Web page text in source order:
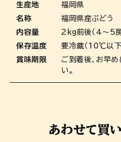
生産地
福岡県
名称
福岡県産ぶどう
内容量
2kg前後（4～5房
保存温度
要冷蔵（10℃以下
賞味期限
ご到着後、お早
い。
あわせて買